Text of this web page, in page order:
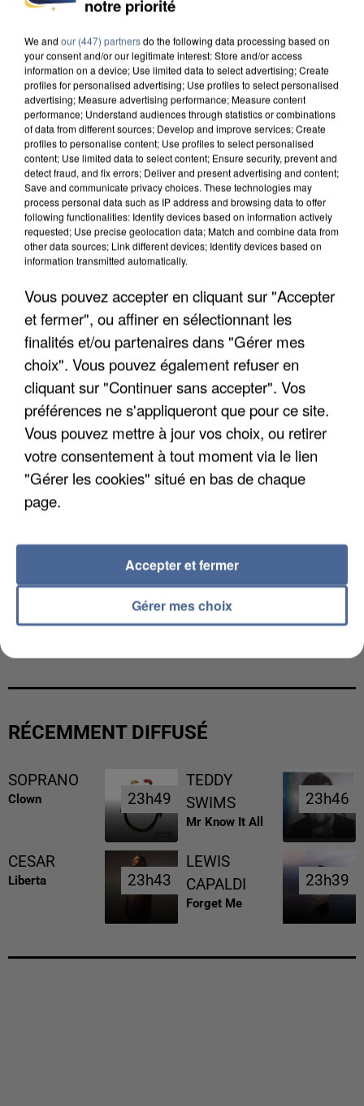
DE SOLIDARITÉ AVEC LES...
APRÈS TOUTES CES CANICULES, LES REFUGES
DE FAUNE SAUVAGE SONT...
L’UN DES FONDATEURS SUPPOSÉS DE LA DZ
RÉCEMMENT DIFFUSÉ
SOPRANO
Clown 23h49
23h49
TEDDY
SWIMS
Mr Know It All
23h46
23h46
CESAR
Liberta 23h43
23h43
LEWIS
CAPALDI
Forget Me
23h39
23h39
notre priorité
We and our (447) partnersdo the following data processing based on
your consent and/or our legitimate interest: Store and/or access
information on a device; Use limited data to select advertising; Create
profiles for personalised advertising; Use profiles to select personalised
advertising; Measure advertising performance; Measure content
performance; Understand audiences through statistics or combinations
of data from different sources; Develop and improve services; Create
profiles to personalise content; Use profiles to select personalised
content; Use limited data to select content; Ensure security, prevent and
detect fraud, and fix errors; Deliver and present advertising and content;
Save and communicate privacy choices. These technologies may
process personal data such as IP address and browsing data to offer
following functionalities: Identify devices based on information actively
requested; Use precise geolocation data; Match and combine data from
other data sources; Link different devices; Identify devices based on
information transmitted automatically.
Vous pouvez accepter en cliquant sur "Accepter
et fermer", ou affiner en sélectionnant les
finalités et/ou partenaires dans "Gérer mes
choix". Vous pouvez également refuser en
cliquant sur "Continuer sans accepter". Vos
préférences ne s'appliqueront que pour ce site.
Vous pouvez mettre à jour vos choix, ou retirer
votre consentement à tout moment via le lien
"Gérer les cookies" situé en bas de chaque
page.
Gérer mes choix
Accepter et fermer